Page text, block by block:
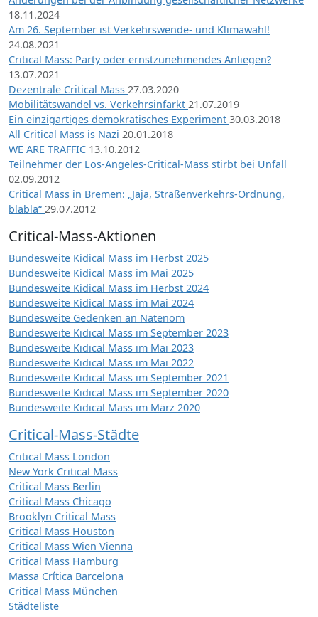
18.11.2024
Am 26. September ist Verkehrswende- und Klimawahl!
24.08.2021
Critical Mass: Party oder ernstzunehmendes Anliegen?
13.07.2021
Dezentrale Critical Mass 27.03.2020
Mobilitätswandel vs. Verkehrsinfarkt 21.07.2019
Ein einzigartiges demokratisches Experiment 30.03.2018
All Critical Mass is Nazi 20.01.2018
WE ARE TRAFFIC 13.10.2012
Teilnehmer der Los-Angeles-Critical-Mass stirbt bei Unfall
02.09.2012
Critical Mass in Bremen: „Jaja, Straßenverkehrs-Ordnung,
blabla“ 29.07.2012
Critical-Mass-Aktionen
Bundesweite Kidical Mass im Herbst 2025
Bundesweite Kidical Mass im Mai 2025
Bundesweite Kidical Mass im Herbst 2024
Bundesweite Kidical Mass im Mai 2024
Bundesweite Gedenken an Natenom
Bundesweite Kidical Mass im September 2023
Bundesweite Kidical Mass im Mai 2023
Bundesweite Kidical Mass im Mai 2022
Bundesweite Kidical Mass im September 2021
Bundesweite Kidical Mass im September 2020
Bundesweite Kidical Mass im März 2020
Critical-Mass-Städte
Critical Mass London
New York Critical Mass
Critical Mass Berlin
Critical Mass Chicago
Brooklyn Critical Mass
Critical Mass Houston
Critical Mass Wien Vienna
Critical Mass Hamburg
Massa Crítica Barcelona
Critical Mass München
Städteliste